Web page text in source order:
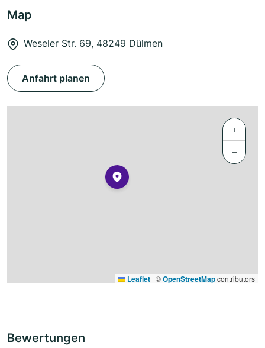
Map
Weseler Str. 69, 48249 Dülmen
Anfahrt planen
+
−
Leaflet | ©OpenStreetMapcontributors
Bewertungen